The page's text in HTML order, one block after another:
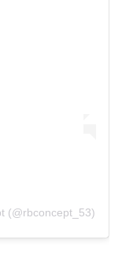
(@rbconcept_53)